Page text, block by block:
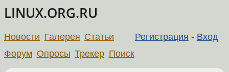
LINUX.ORG.RU
Регистрация - Вход
Новости Галерея Статьи
Форум Опросы Трекер Поиск